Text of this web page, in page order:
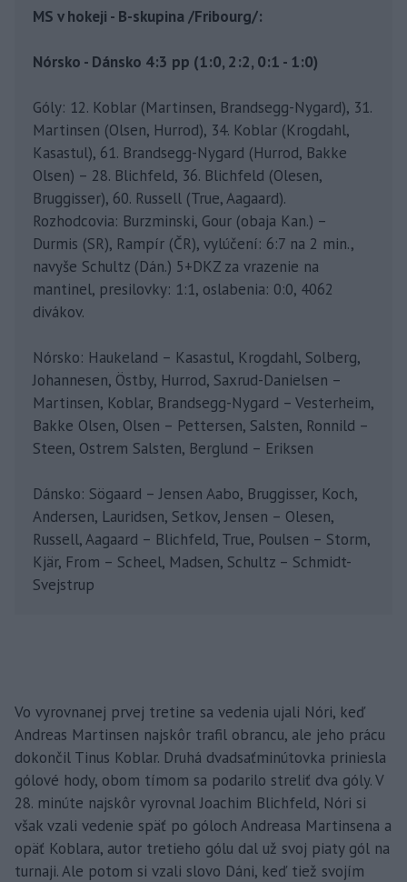
MS v hokeji - B-skupina /Fribourg/:
Nórsko - Dánsko 4:3 pp (1:0, 2:2, 0:1 - 1:0)
Góly: 12. Koblar (Martinsen, Brandsegg-Nygard), 31.
Martinsen (Olsen, Hurrod), 34. Koblar (Krogdahl,
Kasastul), 61. Brandsegg-Nygard (Hurrod, Bakke
Olsen) – 28. Blichfeld, 36. Blichfeld (Olesen,
Bruggisser), 60. Russell (True, Aagaard).
Rozhodcovia: Burzminski, Gour (obaja Kan.) –
Durmis (SR), Rampír (ČR), vylúčení: 6:7 na 2 min.,
navyše Schultz (Dán.) 5+DKZ za vrazenie na
mantinel, presilovky: 1:1, oslabenia: 0:0, 4062
divákov.
Nórsko: Haukeland – Kasastul, Krogdahl, Solberg,
Johannesen, Östby, Hurrod, Saxrud-Danielsen –
Martinsen, Koblar, Brandsegg-Nygard – Vesterheim,
Bakke Olsen, Olsen – Pettersen, Salsten, Ronnild –
Steen, Ostrem Salsten, Berglund – Eriksen
Dánsko: Sögaard – Jensen Aabo, Bruggisser, Koch,
Andersen, Lauridsen, Setkov, Jensen – Olesen,
Russell, Aagaard – Blichfeld, True, Poulsen – Storm,
Kjär, From – Scheel, Madsen, Schultz – Schmidt-
Svejstrup
Vo vyrovnanej prvej tretine sa vedenia ujali Nóri, keď
Andreas Martinsen najskôr trafil obrancu, ale jeho prácu
dokončil Tinus Koblar. Druhá dvadsaťminútovka priniesla
gólové hody, obom tímom sa podarilo streliť dva góly. V
28. minúte najskôr vyrovnal Joachim Blichfeld, Nóri si
však vzali vedenie späť po góloch Andreasa Martinsena a
opäť Koblara, autor tretieho gólu dal už svoj piaty gól na
turnaji. Ale potom si vzali slovo Dáni, keď tiež svojím